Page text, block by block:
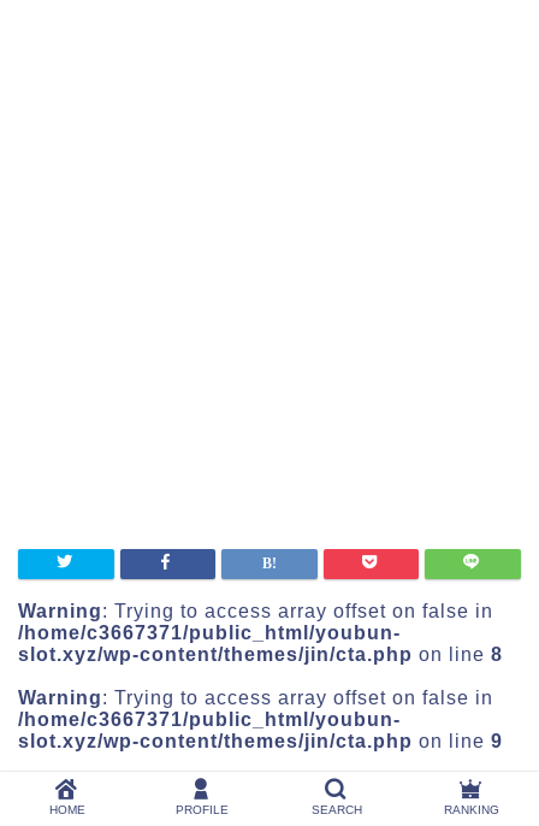
Warning: Trying to access array offset on false in
/home/c3667371/public_html/youbun-
slot.xyz/wp-content/themes/jin/cta.php on line 8
Warning: Trying to access array offset on false in
/home/c3667371/public_html/youbun-
slot.xyz/wp-content/themes/jin/cta.php on line 9
最新の記事はこちら
HOME PROFILE SEARCH RANKING